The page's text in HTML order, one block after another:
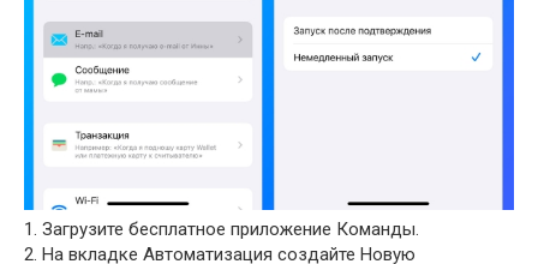
1. Загрузите бесплатное приложение Команды.
2. На вкладке Автоматизация создайте Новую